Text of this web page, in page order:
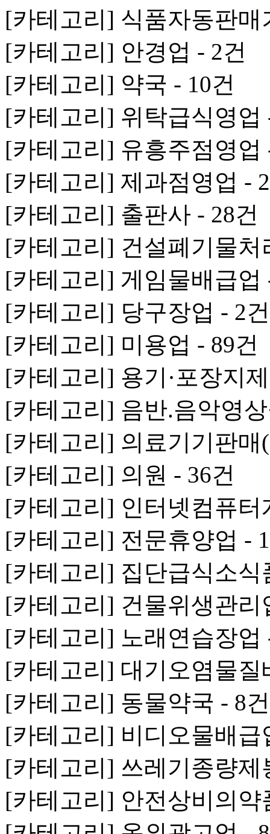
[카테고리] 식품자동판매
[카테고리] 안경업 - 2건
[카테고리] 약국 - 10건
[카테고리] 위탁급식영업
[카테고리] 유흥주점영업
[카테고리] 제과점영업 -
[카테고리] 출판사 - 28건
[카테고리] 건설폐기물처
[카테고리] 게임물배급업
[카테고리] 당구장업 - 2건
[카테고리] 미용업 - 89건
[카테고리] 용기·포장지
[카테고리] 음반.음악영
[카테고리] 의료기기판매
[카테고리] 의원 - 36건
[카테고리] 인터넷컴퓨터
[카테고리] 전문휴양업 -
[카테고리] 집단급식소식
[카테고리] 건물위생관리
[카테고리] 노래연습장업
[카테고리] 대기오염물
[카테고리] 동물약국 - 8건
[카테고리] 비디오물배급
[카테고리] 쓰레기종량제
[카테고리] 안전상비의약